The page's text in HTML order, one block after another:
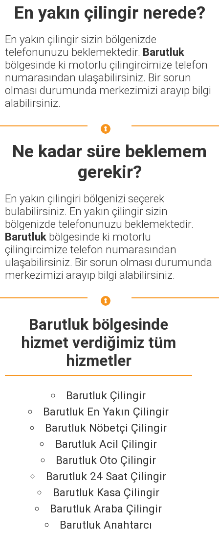
En yakın çilingir nerede?
En yakın çilingir sizin bölgenizde
telefonunuzu beklemektedir. Barutluk
bölgesinde ki motorlu çilingircimize telefon
numarasından ulaşabilirsiniz. Bir sorun
olması durumunda merkezimizi arayıp bilgi
alabilirsiniz.
Ne kadar süre beklemem
gerekir?
En yakın çilingiri bölgenizi seçerek
bulabilirsiniz. En yakın çilingir sizin
bölgenizde telefonunuzu beklemektedir.
Barutluk bölgesinde ki motorlu
çilingircimize telefon numarasından
ulaşabilirsiniz. Bir sorun olması durumunda
merkezimizi arayıp bilgi alabilirsiniz.
Barutluk bölgesinde
hizmet verdiğimiz tüm
hizmetler
Barutluk Çilingir
Barutluk En Yakın Çilingir
Barutluk Nöbetçi Çilingir
Barutluk Acil Çilingir
Barutluk Oto Çilingir
Barutluk 24 Saat Çilingir
Barutluk Kasa Çilingir
Barutluk Araba Çilingir
Barutluk Anahtarcı